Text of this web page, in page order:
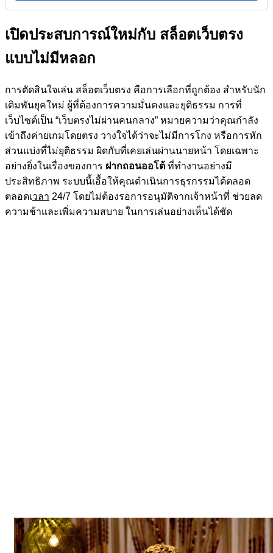
เปิดประสบการณ์ใหม่กับ สล็อตเว็บตรง
แบบไม่มีหลอก
การตัดสินใจเล่น สล็อตเว็บตรง คือการเลือกที่ถูกต้อง สำหรับนัก
เดิมพันยุคใหม่ ผู้ที่ต้องการความมั่นคงและยุติธรรม การที่
เว็บไซต์เป็น “เว็บตรงไม่ผ่านคนกลาง” หมายความว่าคุณกำลัง
เข้าถึงค่ายเกมโดยตรง วางใจได้ว่าจะไม่มีการโกง หรือการหัก
ส่วนแบ่งที่ไม่ยุติธรรม ผิดกับที่เคยเล่นผ่านนายหน้า โดยเฉพาะ
อย่างยิ่งในเรื่องของการ ฝากถอนออโต้ ที่ทำงานอย่างมี
ประสิทธิภาพ ระบบนี้เอื้อให้คุณดำเนินการธุรกรรมได้ตลอด
ตลอดเวลา 24/7 โดยไม่ต้องรอการอนุมัติจากเจ้าหน้าที่ ช่วยลด
ความช้าและเพิ่มความสบาย ในการเล่นอย่างเห็นได้ชัด